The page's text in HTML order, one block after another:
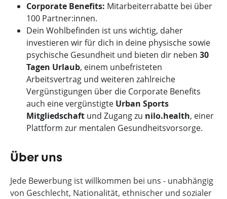
Corporate Benefits: Mitarbeiterrabatte bei über
100 Partner:innen.
Dein Wohlbefinden ist uns wichtig, daher
investieren wir für dich in deine physische sowie
psychische Gesundheit und bieten dir neben 30
Tagen Urlaub, einem unbefristeten
Arbeitsvertrag und weiteren zahlreiche
Vergünstigungen über die Corporate Benefits
auch eine vergünstigte Urban Sports
Mitgliedschaft und Zugang zu nilo.health, einer
Plattform zur mentalen Gesundheitsvorsorge.
Über uns
Jede Bewerbung ist willkommen bei uns - unabhängig
von Geschlecht, Nationalität, ethnischer und sozialer